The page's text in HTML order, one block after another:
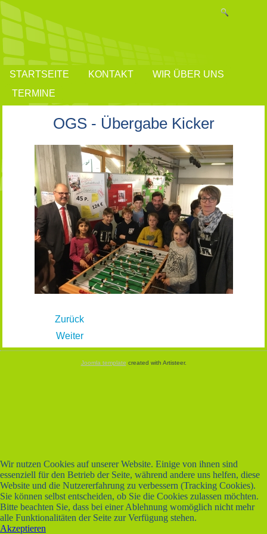
STARTSEITE KONTAKT
WIR ÜBER UNS
TERMINE
OGS - Übergabe Kicker
Zurück
Weiter
Joomla template created with Artisteer.
Wir nutzen Cookies auf unserer Website. Einige von ihnen sind
essenziell für den Betrieb der Seite, während andere uns helfen, diese
Website und die Nutzererfahrung zu verbessern (Tracking Cookies).
Sie können selbst entscheiden, ob Sie die Cookies zulassen möchten.
Bitte beachten Sie, dass bei einer Ablehnung womöglich nicht mehr
alle Funktionalitäten der Seite zur Verfügung stehen.
Akzeptieren